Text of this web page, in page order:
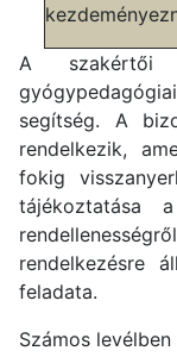
A szakértői
segítség. A
rendelkezik,
fokig
tájékoztatása
rendelkezésre
feladata.
Számos